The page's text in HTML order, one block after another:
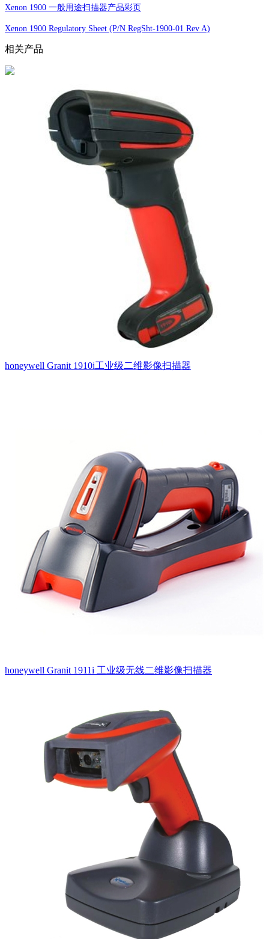
Xenon 1900 一般用途扫描器产品彩页
Xenon 1900 Regulatory Sheet (P/N RegSht-1900-01 Rev A)
相关产品
honeywell Granit 1910i工业级二维影像扫描器
honeywell Granit 1911i 工业级无线二维影像扫描器